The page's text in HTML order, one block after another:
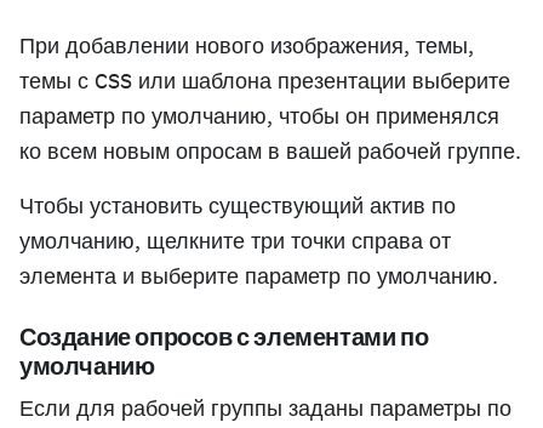
При добавлении нового изображения, темы,
темы с CSS или шаблона презентации выберите
параметр по умолчанию, чтобы он применялся
ко всем новым опросам в вашей рабочей группе.
Чтобы установить существующий актив по
умолчанию, щелкните три точки справа от
элемента и выберите параметр по умолчанию.
Создание опросов с элементами по
умолчанию
Если для рабочей группы заданы параметры по